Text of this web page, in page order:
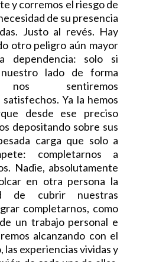
y corremos el riesgo de
de su presencia
Justo al revés. Hay
otro peligro aún mayor
solo si
lado de forma
nos sentiremos
Ya la hemos
desde ese preciso
depositando sobre sus
carga que solo a
completarnos a
Nadie, absolutamente
en otra persona la
de cubrir nuestras
completarnos, como
un trabajo personal e
alcanzando con el
las experiencias vividas y